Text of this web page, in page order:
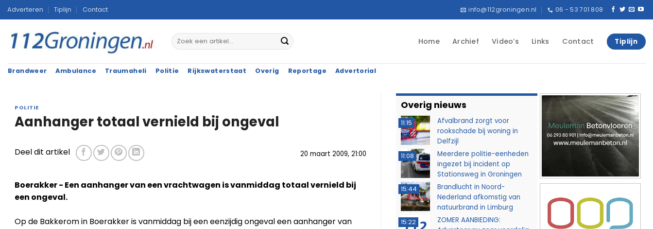
Ga
naar
inhoud
Adverteren Tiplijn Contact info@112groningen.nl 06 - 53 701 808
Home Archief Video’s Links Contact Tiplijn
Brandweer Ambulance Traumaheli Politie Rijkswaterstaat Overig Reportage Advertorial
POLITIE
Aanhanger totaal vernield bij ongeval
20 maart 2009, 21:00
Deel dit artikel
Boerakker - Een aanhanger van een vrachtwagen is vanmiddag totaal vernield bij
een ongeval.
Op de Bakkerom in Boerakker is vanmiddag bij een eenzijdig ongeval een aanhanger van
Overig nieuws
11:15
Afvalbrand zorgt voor
rookschade bij woning in
Delfzijl
11:08
Meerdere politie-eenheden
ingezet bij incident op
Stationsweg in Groningen
15:44
Brandlucht in Noord-
Nederland afkomstig van
natuurbrand in Limburg
15:22
ZOMER AANBIEDING: